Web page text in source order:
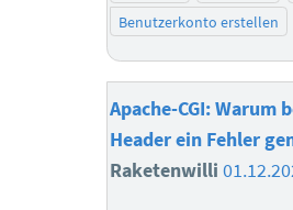
Benutzerkonto erstellen
Apache-CGI: Warum
Header ein Fehler
Raketenwilli